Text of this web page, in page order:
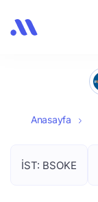
Anasayfa
İST: BSOKE